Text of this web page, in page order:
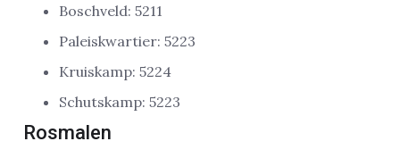
Boschveld: 5211
Paleiskwartier: 5223
Kruiskamp: 5224
Schutskamp: 5223
Rosmalen